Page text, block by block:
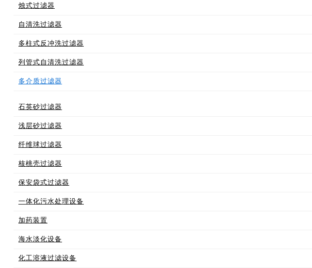
烛式过滤器
自清洗过滤器
多柱式反冲洗过滤器
列管式自清洗过滤器
多介质过滤器
石英砂过滤器
浅层砂过滤器
纤维球过滤器
核桃壳过滤器
保安袋式过滤器
一体化污水处理设备
加药装置
海水淡化设备
化工溶液过滤设备